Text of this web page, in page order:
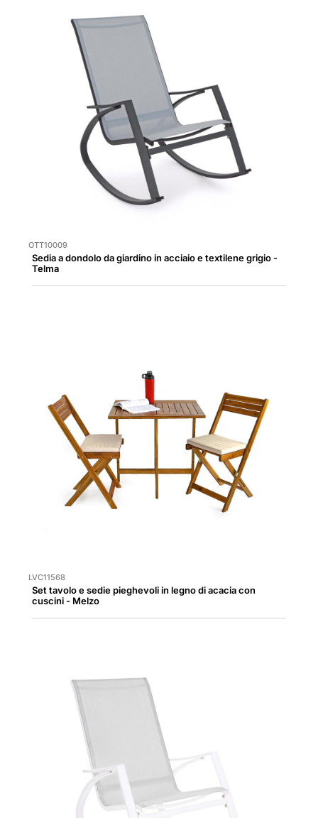
OTT10009
Sedia a dondolo da giardino in acciaio e textilene grigio -
Telma
LVC11568
Set tavolo e sedie pieghevoli in legno di acacia con
cuscini - Melzo